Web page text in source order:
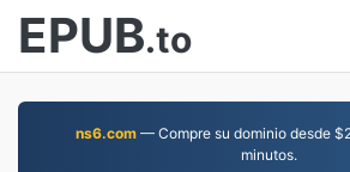
EPUB.to
ns6.com— Compre su dominio desde
minutos.